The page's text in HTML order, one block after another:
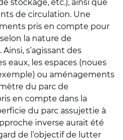
stockage, etc.), ainsi que
de circulation. Une
pris en compte pour
la nature de
s’agissant des
eaux, les espaces (noues
ou aménagements
du parc de
en compte dans la
du parc assujettie à
inverse aurait été
de l’objectif de lutter